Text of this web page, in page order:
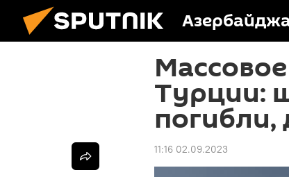
Турции:
погибли,
11:16 02.09.2023